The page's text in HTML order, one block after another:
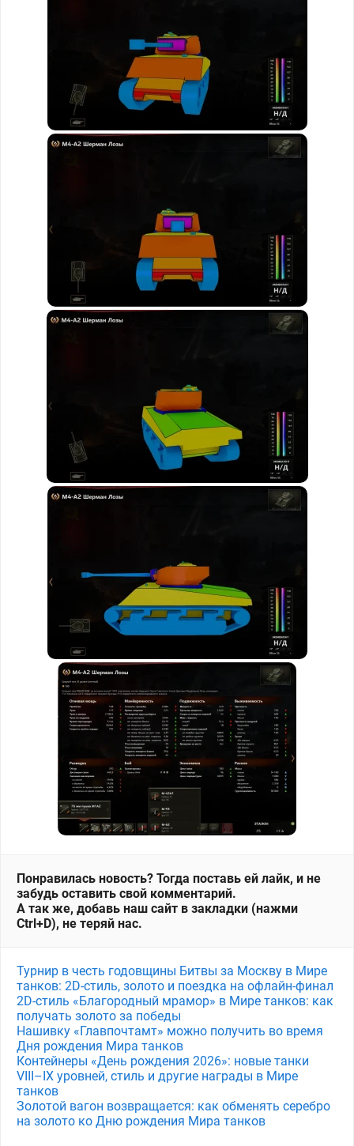
Понравилась новость? Тогда поставь ей лайк, и не
забудь оставить свой комментарий.
А так же, добавь наш сайт в закладки (нажми
Ctrl+D), не теряй нас.
Турнир в честь годовщины Битвы за Москву в Мире
танков: 2D-стиль, золото и поездка на офлайн-финал
2D-стиль «Благородный мрамор» в Мире танков: как
получать золото за победы
Нашивку «Главпочтамт» можно получить во время
Дня рождения Мира танков
Контейнеры «День рождения 2026»: новые танки
VIII–IX уровней, стиль и другие награды в Мире
танков
Золотой вагон возвращается: как обменять серебро
на золото ко Дню рождения Мира танков